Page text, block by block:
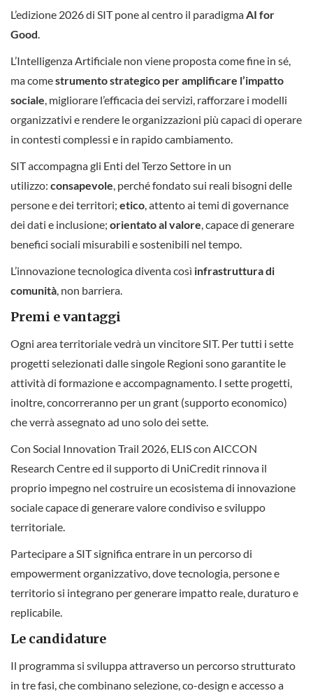
L’edizione 2026 di SIT pone al centro il paradigmaAI for
Good.
L’Intelligenza Artificiale non viene proposta come fine in sé,
ma comestrumento strategico per amplificare l’impatto
sociale, migliorare l’efficacia dei servizi, rafforzare i modelli
organizzativi e rendere le organizzazioni più capaci di operare
in contesti complessi e in rapido cambiamento.
SIT accompagna gli Enti del Terzo Settore in un
utilizzo: consapevole, perché fondato sui reali bisogni delle
persone e dei territori; etico, attento ai temi di governance
dei dati e inclusione; orientato al valore, capace di generare
benefici sociali misurabili e sostenibili nel tempo.
L’innovazione tecnologica diventa così infrastruttura di
comunità, non barriera.
Premi e vantaggi
Ogni area territoriale vedrà un vincitore SIT. Per tutti i sette
progetti selezionati dalle singole Regioni sono garantite le
attività di formazione e accompagnamento. I sette progetti,
inoltre, concorreranno per un grant (supporto economico)
che verrà assegnato ad uno solo dei sette.
Con Social Innovation Trail 2026, ELIS con AICCON
Research Centre ed il supporto di UniCredit rinnova il
proprio impegno nel costruire un ecosistema di innovazione
sociale capace di generare valore condiviso e sviluppo
territoriale.
Partecipare a SIT significa entrare in un percorso di
empowerment organizzativo, dove tecnologia, persone e
territorio si integrano per generare impatto reale, duraturo e
replicabile.
Le candidature
Il programma si sviluppa attraverso un percorso strutturato
in tre fasi, che combinano selezione, co-design e accesso a